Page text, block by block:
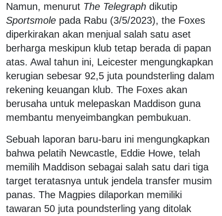
Namun, menurut The Telegraph dikutip
Sportsmole pada Rabu (3/5/2023), the Foxes
diperkirakan akan menjual salah satu aset
berharga meskipun klub tetap berada di papan
atas. Awal tahun ini, Leicester mengungkapkan
kerugian sebesar 92,5 juta poundsterling dalam
rekening keuangan klub. The Foxes akan
berusaha untuk melepaskan Maddison guna
membantu menyeimbangkan pembukuan.
Sebuah laporan baru-baru ini mengungkapkan
bahwa pelatih Newcastle, Eddie Howe, telah
memilih Maddison sebagai salah satu dari tiga
target teratasnya untuk jendela transfer musim
panas. The Magpies dilaporkan memiliki
tawaran 50 juta poundsterling yang ditolak